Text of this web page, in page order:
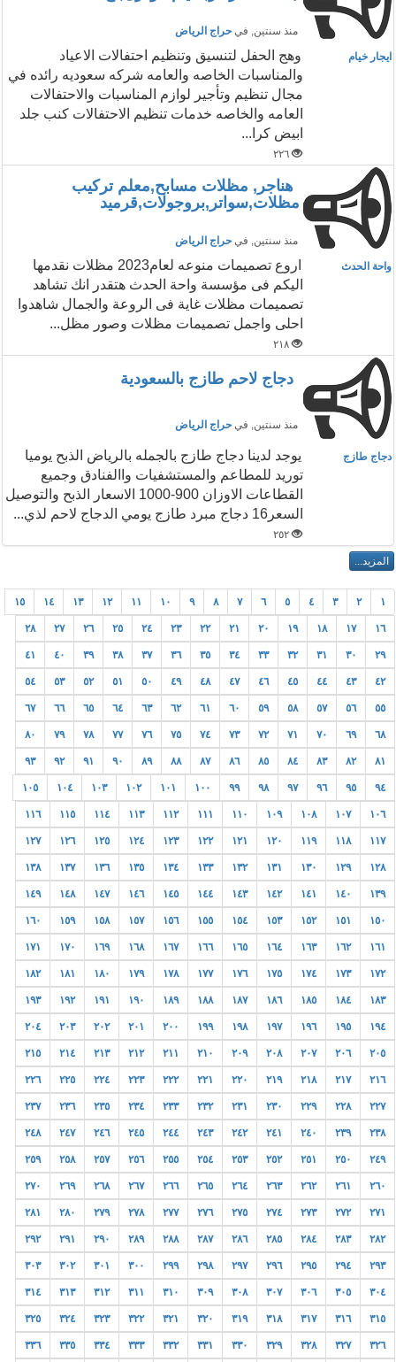
منذ سنتين, في حراج الرياض
ايجار خيام
وهج الحفل لتنسيق وتنظيم احتفالات الاعياد
والمناسبات الخاصه والعامه شركه سعوديه رائده في
مجال تنظيم وتأجير لوازم المناسبات والاحتفالات
العامه والخاصه خدمات تنظيم الاحتفالات كنب جلد
ابيض كرا...
٢٢٦
هناجر, مظلات مسابح,معلم تركيب
مظلات,سواتر,بروجولات,قرميد
منذ سنتين, في حراج الرياض
واحة الحدث
اروع تصميمات منوعه لعام2023 مظلات نقدمها
اليكم فى مؤسسة واحة الحدث هتقدر انك تشاهد
تصميمات مظلات غاية فى الروعة والجمال شاهدوا
احلى واجمل تصميمات مظلات وصور مظل...
٢١٨
دجاج لاحم طازج بالسعودية
منذ سنتين, في حراج الرياض
دجاج طازج
يوجد لدينا دجاج طازج بالجمله بالرياض الذبح يوميا
توريد للمطاعم والمستشفيات واالفنادق وجميع
القطاعات الاوزان 900-1000 الاسعار الذبح والتوصيل
السعر16 دجاج مبرد طازج يومي الدجاج لاحم لذي...
٢٥٢
١ ٢ ٣ ٤ ٥ ٦ ٧ ٨ ٩ ١٠ ١١ ١٢ ١٣ ١٤ ١٥
١٦ ١٧ ١٨ ١٩ ٢٠ ٢١ ٢٢ ٢٣ ٢٤ ٢٥ ٢٦ ٢٧ ٢٨
٢٩ ٣٠ ٣١ ٣٢ ٣٣ ٣٤ ٣٥ ٣٦ ٣٧ ٣٨ ٣٩ ٤٠ ٤١
٤٢ ٤٣ ٤٤ ٤٥ ٤٦ ٤٧ ٤٨ ٤٩ ٥٠ ٥١ ٥٢ ٥٣ ٥٤
٥٥ ٥٦ ٥٧ ٥٨ ٥٩ ٦٠ ٦١ ٦٢ ٦٣ ٦٤ ٦٥ ٦٦ ٦٧
٦٨ ٦٩ ٧٠ ٧١ ٧٢ ٧٣ ٧٤ ٧٥ ٧٦ ٧٧ ٧٨ ٧٩ ٨٠
٨١ ٨٢ ٨٣ ٨٤ ٨٥ ٨٦ ٨٧ ٨٨ ٨٩ ٩٠ ٩١ ٩٢ ٩٣
٩٤ ٩٥ ٩٦ ٩٧ ٩٨ ٩٩ ١٠٠ ١٠١ ١٠٢ ١٠٣ ١٠٤ ١٠٥
١٠٦ ١٠٧ ١٠٨ ١٠٩ ١١٠ ١١١ ١١٢ ١١٣ ١١٤ ١١٥ ١١٦
١١٧ ١١٨ ١١٩ ١٢٠ ١٢١ ١٢٢ ١٢٣ ١٢٤ ١٢٥ ١٢٦ ١٢٧
١٢٨ ١٢٩ ١٣٠ ١٣١ ١٣٢ ١٣٣ ١٣٤ ١٣٥ ١٣٦ ١٣٧ ١٣٨
١٣٩ ١٤٠ ١٤١ ١٤٢ ١٤٣ ١٤٤ ١٤٥ ١٤٦ ١٤٧ ١٤٨ ١٤٩
١٥٠ ١٥١ ١٥٢ ١٥٣ ١٥٤ ١٥٥ ١٥٦ ١٥٧ ١٥٨ ١٥٩ ١٦٠
١٦١ ١٦٢ ١٦٣ ١٦٤ ١٦٥ ١٦٦ ١٦٧ ١٦٨ ١٦٩ ١٧٠ ١٧١
١٧٢ ١٧٣ ١٧٤ ١٧٥ ١٧٦ ١٧٧ ١٧٨ ١٧٩ ١٨٠ ١٨١ ١٨٢
١٨٣ ١٨٤ ١٨٥ ١٨٦ ١٨٧ ١٨٨ ١٨٩ ١٩٠ ١٩١ ١٩٢ ١٩٣
١٩٤ ١٩٥ ١٩٦ ١٩٧ ١٩٨ ١٩٩ ٢٠٠ ٢٠١ ٢٠٢ ٢٠٣ ٢٠٤
٢٠٥ ٢٠٦ ٢٠٧ ٢٠٨ ٢٠٩ ٢١٠ ٢١١ ٢١٢ ٢١٣ ٢١٤ ٢١٥
٢١٦ ٢١٧ ٢١٨ ٢١٩ ٢٢٠ ٢٢١ ٢٢٢ ٢٢٣ ٢٢٤ ٢٢٥ ٢٢٦
٢٢٧ ٢٢٨ ٢٢٩ ٢٣٠ ٢٣١ ٢٣٢ ٢٣٣ ٢٣٤ ٢٣٥ ٢٣٦ ٢٣٧
٢٣٨ ٢٣٩ ٢٤٠ ٢٤١ ٢٤٢ ٢٤٣ ٢٤٤ ٢٤٥ ٢٤٦ ٢٤٧ ٢٤٨
٢٤٩ ٢٥٠ ٢٥١ ٢٥٢ ٢٥٣ ٢٥٤ ٢٥٥ ٢٥٦ ٢٥٧ ٢٥٨ ٢٥٩
٢٦٠ ٢٦١ ٢٦٢ ٢٦٣ ٢٦٤ ٢٦٥ ٢٦٦ ٢٦٧ ٢٦٨ ٢٦٩ ٢٧٠
٢٧١ ٢٧٢ ٢٧٣ ٢٧٤ ٢٧٥ ٢٧٦ ٢٧٧ ٢٧٨ ٢٧٩ ٢٨٠ ٢٨١
٢٨٢ ٢٨٣ ٢٨٤ ٢٨٥ ٢٨٦ ٢٨٧ ٢٨٨ ٢٨٩ ٢٩٠ ٢٩١ ٢٩٢
٢٩٣ ٢٩٤ ٢٩٥ ٢٩٦ ٢٩٧ ٢٩٨ ٢٩٩ ٣٠٠ ٣٠١ ٣٠٢ ٣٠٣
٣٠٤ ٣٠٥ ٣٠٦ ٣٠٧ ٣٠٨ ٣٠٩ ٣١٠ ٣١١ ٣١٢ ٣١٣ ٣١٤
٣١٥ ٣١٦ ٣١٧ ٣١٨ ٣١٩ ٣٢٠ ٣٢١ ٣٢٢ ٣٢٣ ٣٢٤ ٣٢٥
٣٢٦ ٣٢٧ ٣٢٨ ٣٢٩ ٣٣٠ ٣٣١ ٣٣٢ ٣٣٣ ٣٣٤ ٣٣٥ ٣٣٦